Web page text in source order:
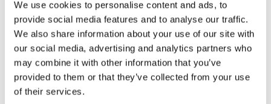
We use cookies to personalise content and ads, to
provide social media features and to analyse our traffic.
We also share information about your use of our site with
our social media, advertising and analytics partners who
may combine it with other information that you’ve
provided to them or that they’ve collected from your use
of their services.
Le nozze di Figaronon possa adattarsi
anche nelle camere di un appartamento
cittadino. Qui contribuirà a donare armonia e
freschezza alla stanza con l’aggiunta del tocco
romantico dato dalla stampa a rose.
Da scegliere se hai una camera con mobili
decapati, se ami le fantasie classiche e ti